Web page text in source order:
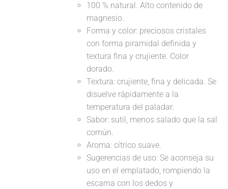
100 % natural. Alto contenido de
magnesio.
Forma y color: preciosos cristales
con forma piramidal definida y
textura fina y crujiente. Color
dorado.
Textura: crujiente, fina y delicada. Se
disuelve rápidamente a la
temperatura del paladar.
Sabor: sutil, menos salado que la sal
común.
Aroma: cítrico suave.
Sugerencias de uso: Se aconseja su
uso en el emplatado, rompiendo la
escama con los dedos y